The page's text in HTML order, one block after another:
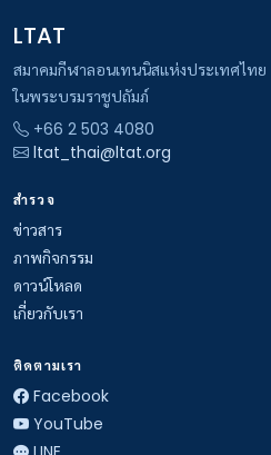
LTAT
สมาคมกีฬาลอนเทนนิสแห่งประเทศไทย
ในพระบรมราชูปถัมภ์
+66 2 503 4080
ltat_thai@ltat.org
สำรวจ
ข่าวสาร
ภาพกิจกรรม
ดาวน์โหลด
เกี่ยวกับเรา
ติดตามเรา
Facebook
YouTube